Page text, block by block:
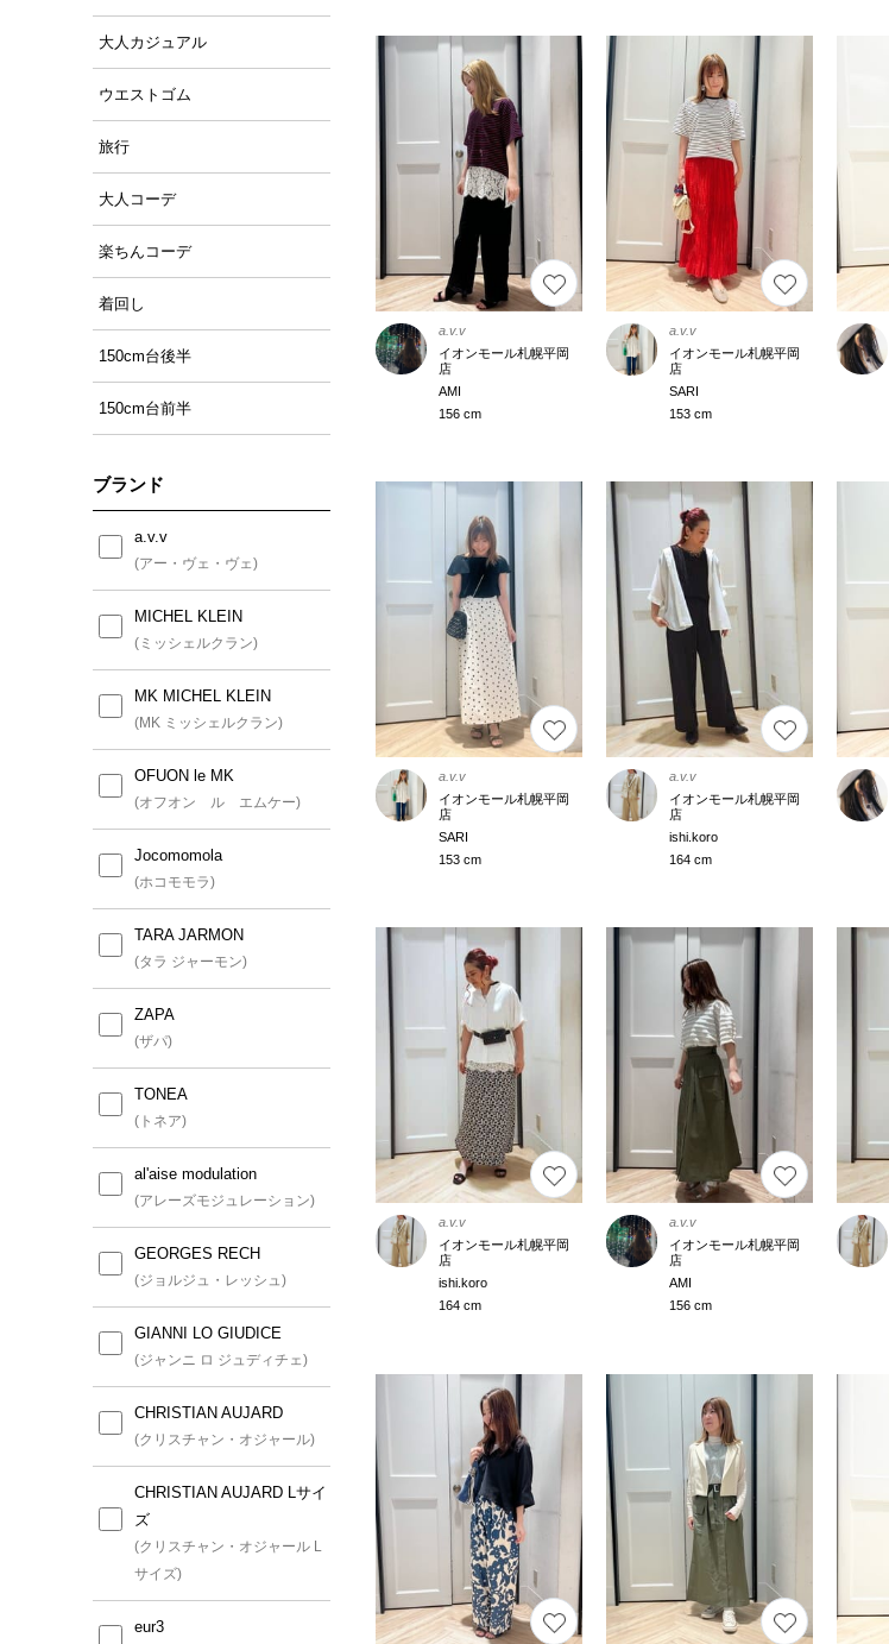
大人カジュアル
ウエストゴム
旅行
大人コーデ
楽ちんコーデ
着回し
150cm台後半
150cm台前半
ブランド
a.v.v
(アー・ヴェ・ヴェ)
MICHEL KLEIN
(ミッシェルクラン)
MK MICHEL KLEIN
(MK ミッシェルクラン)
OFUON le MK
(オフオン ル エムケー)
Jocomomola
(ホコモモラ)
TARA JARMON
(タラ ジャーモン)
ZAPA
(ザパ)
TONEA
(トネア)
al'aise modulation
(アレーズモジュレーション)
GEORGES RECH
(ジョルジュ・レッシュ)
GIANNI LO GIUDICE
(ジャンニ ロ ジュディチェ)
CHRISTIAN AUJARD
(クリスチャン・オジャール)
CHRISTIAN AUJARD Lサイ
ズ
(クリスチャン・オジャール L
サイズ)
eur3
a.v.v
イオンモール札幌平岡
店
AMI
156 cm
a.v.v
イオンモール札幌平岡
店
SARI
153 cm
a.v.v
イオンモール札幌平岡
店
SARI
153 cm
a.v.v
イオンモール札幌平岡
店
ishi.koro
164 cm
a.v.v
イオンモール札幌平岡
店
ishi.koro
164 cm
a.v.v
イオンモール札幌平岡
店
AMI
156 cm